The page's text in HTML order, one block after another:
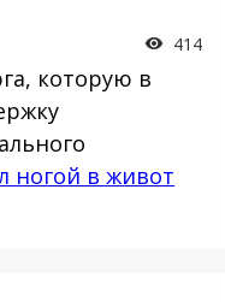
414
которую в
ногой в живот